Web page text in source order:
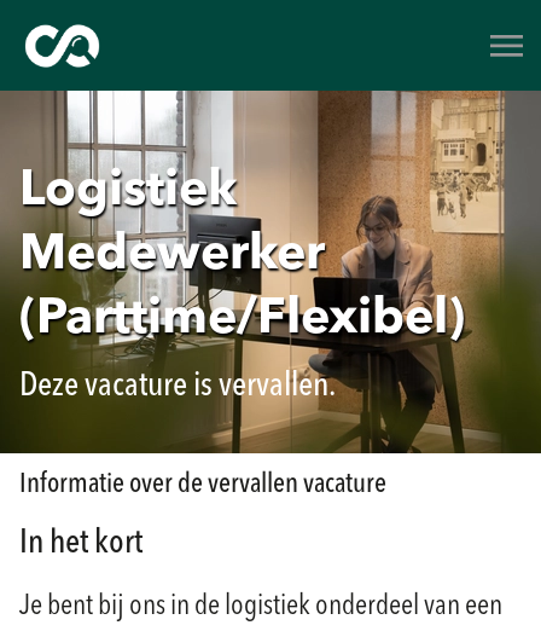
Logistiek
Medewerker
(Parttime/Flexibel)
Deze vacature is vervallen.
Informatie over de vervallen vacature
In het kort
Je bent bij ons in de logistiek onderdeel van een